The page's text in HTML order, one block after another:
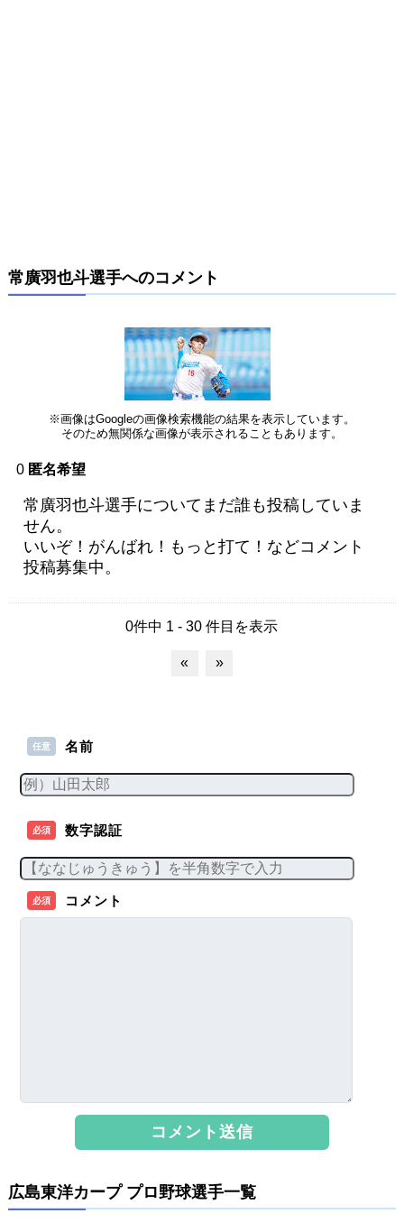
常廣羽也斗選手へのコメント
※画像はGoogleの画像検索機能の結果を表示しています。
そのため無関係な画像が表示されることもあります。
0 匿名希望
常廣羽也斗選手についてまだ誰も投稿していま
せん。
いいぞ！がんばれ！もっと打て！などコメント
投稿募集中。
0件中 1 - 30 件目を表示
« »
任意 名前
必須 数字認証
必須 コメント
広島東洋カープ プロ野球選手一覧